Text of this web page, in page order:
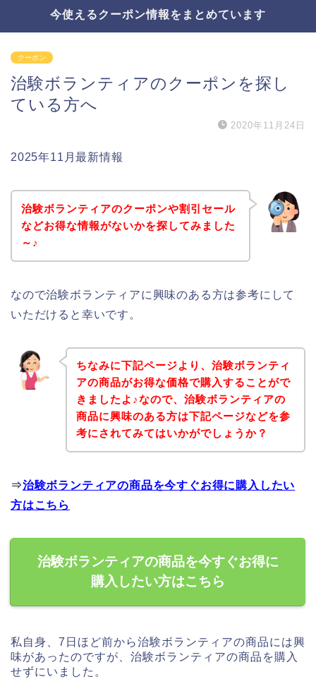
今使えるクーポン情報をまとめています
クーポン
治験ボランティアのクーポンを探し
ている方へ
2020年11月24日
2025年11月最新情報
治験ボランティアのクーポンや割引セール
などお得な情報がないかを探してみました
～♪
なので治験ボランティアに興味のある方は参考にして
いただけると幸いです。
ちなみに下記ページより、治験ボランティ
アの商品がお得な価格で購入することがで
きましたよ♪なので、治験ボランティアの
商品に興味のある方は下記ページなどを参
考にされてみてはいかがでしょうか？
⇒治験ボランティアの商品を今すぐお得に購入したい
方はこちら
治験ボランティアの商品を今すぐお得に
購入したい方はこちら
私自身、7日ほど前から治験ボランティアの商品には興
味があったのですが、治験ボランティアの商品を購入
せずにいました。